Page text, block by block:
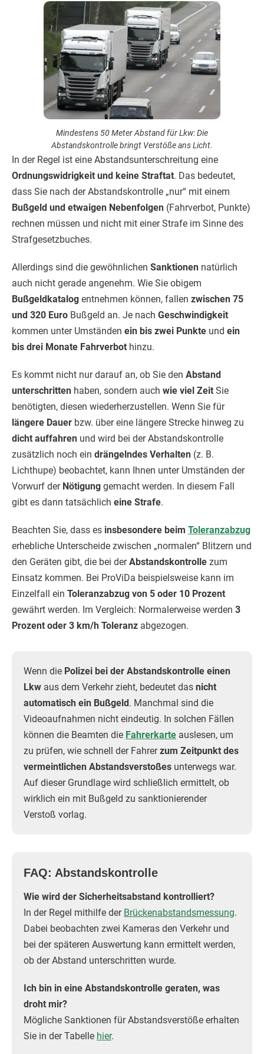
Mindestens 50 Meter Abstand für Lkw: Die
Abstandskontrolle bringt Verstöße ans Licht.
In der Regel ist eine Abstandsunterschreitung eine
Ordnungswidrigkeit und keine Straftat. Das bedeutet,
dass Sie nach der Abstandskontrolle „nur“ mit einem
Bußgeld und etwaigen Nebenfolgen (Fahrverbot, Punkte)
rechnen müssen und nicht mit einer Strafe im Sinne des
Strafgesetzbuches.
Allerdings sind die gewöhnlichen Sanktionen natürlich
auch nicht gerade angenehm. Wie Sie obigem
Bußgeldkatalog entnehmen können, fallen zwischen 75
und 320 Euro Bußgeld an. Je nach Geschwindigkeit
kommen unter Umständen ein bis zwei Punkte und ein
bis drei Monate Fahrverbot hinzu.
Es kommt nicht nur darauf an, ob Sie den Abstand
unterschritten haben, sondern auch wie viel Zeit Sie
benötigten, diesen wiederherzustellen. Wenn Sie für
längere Dauer bzw. über eine längere Strecke hinweg zu
dicht auffahren und wird bei der Abstandskontrolle
zusätzlich noch ein drängelndes Verhalten (z. B.
Lichthupe) beobachtet, kann Ihnen unter Umständen der
Vorwurf der Nötigung gemacht werden. In diesem Fall
gibt es dann tatsächlich eine Strafe.
Beachten Sie, dass es insbesondere beim Toleranzabzug
erhebliche Unterscheide zwischen „normalen“ Blitzern und
den Geräten gibt, die bei derAbstandskontrolle zum
Einsatz kommen. Bei ProViDa beispielsweise kann im
Einzelfall ein Toleranzabzug von 5 oder 10 Prozent
gewährt werden. Im Vergleich: Normalerweise werden 3
Prozent oder 3 km/h Toleranz abgezogen.
Wenn die Polizei bei der Abstandskontrolle einen
Lkw aus dem Verkehr zieht, bedeutet das nicht
automatisch ein Bußgeld. Manchmal sind die
Videoaufnahmen nicht eindeutig. In solchen Fällen
können die Beamten die Fahrerkarte auslesen, um
zu prüfen, wie schnell der Fahrerzum Zeitpunkt des
vermeintlichen Abstandsverstoßes unterwegs war.
Auf dieser Grundlage wird schließlich ermittelt, ob
wirklich ein mit Bußgeld zu sanktionierender
Verstoß vorlag.
FAQ: Abstandskontrolle
Wie wird der Sicherheitsabstand kontrolliert?
In der Regel mithilfe der Brückenabstandsmessung.
Dabei beobachten zwei Kameras den Verkehr und
bei der späteren Auswertung kann ermittelt werden,
ob der Abstand unterschritten wurde.
Ich bin in eine Abstandskontrolle geraten, was
droht mir?
Mögliche Sanktionen für Abstandsverstöße erhalten
Sie in der Tabelle hier.